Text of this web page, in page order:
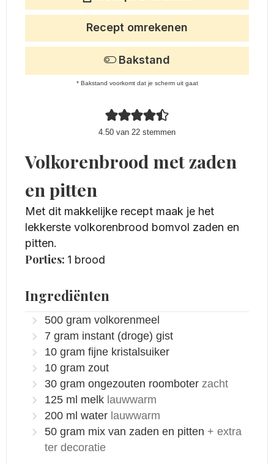
4.50 van 22 stemmen
Recept omrekenen
Bakstand
* Bakstand voorkomt dat je scherm uit gaat
Volkorenbrood met zaden
en pitten
Met dit makkelijke recept maak je het
lekkerste volkorenbrood bomvol zaden en
pitten.
Porties: 1 brood
Ingrediënten
500 gram volkorenmeel
7 gram instant (droge) gist
10 gram fijne kristalsuiker
10 gram zout
30 gram ongezouten roomboter zacht
125 ml melk lauwwarm
200 ml water lauwwarm
50 gram mix van zaden en pitten + extra
ter decoratie